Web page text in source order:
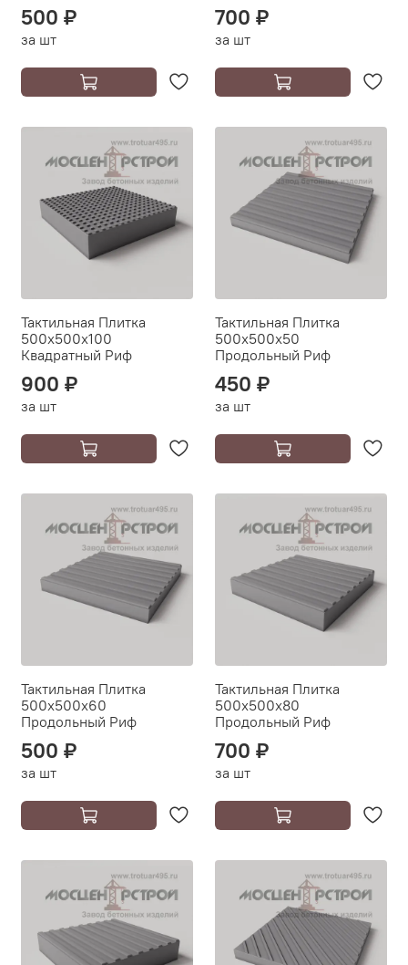
500 ₽
за шт
700 ₽
за шт
Тактильная Плитка
500х500х100
Квадратный Риф
900 ₽
за шт
Тактильная Плитка
500х500х50
Продольный Риф
450 ₽
за шт
Тактильная Плитка
500х500х60
Продольный Риф
500 ₽
за шт
Тактильная Плитка
500х500х80
Продольный Риф
700 ₽
за шт